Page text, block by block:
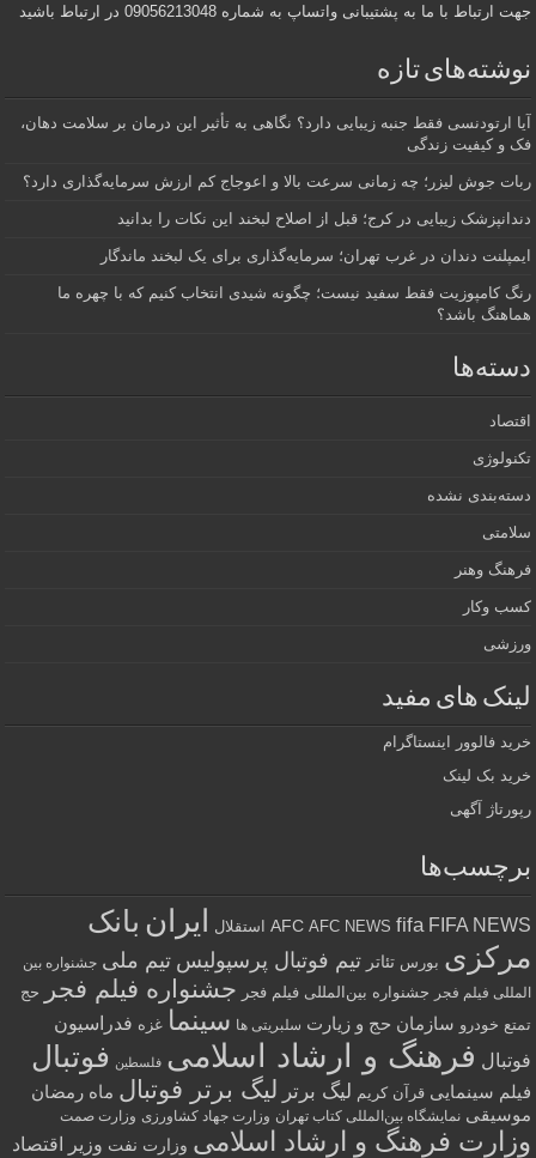
جهت ارتباط با ما به پشتیبانی واتساپ به شماره 09056213048 در ارتباط باشید
نوشته‌های تازه
آیا ارتودنسی فقط جنبه زیبایی دارد؟ نگاهی به تأثیر این درمان بر سلامت دهان،
فک و کیفیت زندگی
ربات جوش لیزر؛ چه زمانی سرعت بالا و اعوجاج کم ارزش سرمایه‌گذاری دارد؟
دندانپزشک زیبایی در کرج؛ قبل از اصلاح لبخند این نکات را بدانید
ایمپلنت دندان در غرب تهران؛ سرمایه‌گذاری برای یک لبخند ماندگار
رنگ کامپوزیت فقط سفید نیست؛ چگونه شیدی انتخاب کنیم که با چهره ما
هماهنگ باشد؟
دسته‌ها
اقتصاد
تکنولوژی
دسته‌بندی نشده
سلامتی
فرهنگ وهنر
کسب وکار
ورزشی
لینک های مفید
خرید فالوور اینستاگرام
خرید بک لینک
رپورتاژ آگهی
برچسب‌ها
AFC AFC NEWS fifa FIFA NEWS استقلال ایران بانک
مرکزی بورس تئاتر تیم فوتبال پرسپولیس تیم ملی جشنواره بین
المللی فیلم فجر جشنواره بین‌المللی فیلم فجر جشنواره فیلم فجر
حج
تمتع خودرو سازمان حج و زیارت سلبریتی ها سینما غزه فدراسیون
فوتبال فرهنگ و ارشاد اسلامی فلسطین فوتبال
فیلم سینمایی قرآن کریم لیگ برتر لیگ برتر فوتبال ماه رمضان
موسیقی نمایشگاه بین‌المللی کتاب تهران وزارت جهاد کشاورزی وزارت صمت
وزارت فرهنگ و ارشاد اسلامی وزارت نفت وزیر اقتصاد